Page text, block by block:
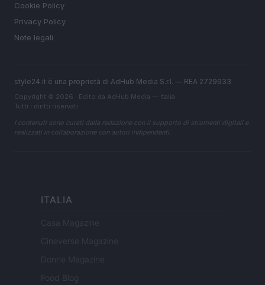
Cookie Policy
Privacy Policy
Note legali
style24.it è una proprietà di AdHub Media S.r.l. — REA 2729933
Copyright © 2026 · Edito da AdHub Media — Italia
Tutti i diritti riservati
I contenuti sono curati dalla redazione con il supporto di strumenti digitali e
realizzati in collaborazione con autori indipendenti.
ITALIA
Casa Magazine
Cineverse Magazine
Donne Magazine
Food Blog